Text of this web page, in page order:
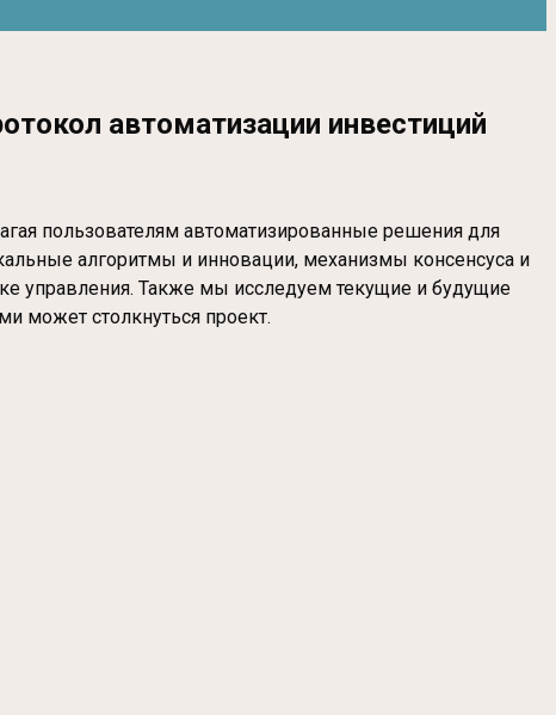
автоматизации инвестиций
пользователям автоматизированные решения для
алгоритмы и инновации, механизмы консенсуса и
управления. Также мы исследуем текущие и будущие
может столкнуться проект.